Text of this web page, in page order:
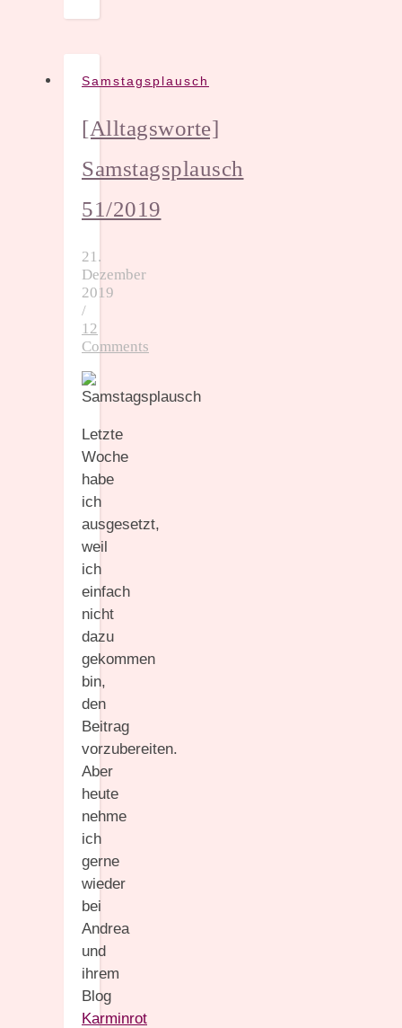
Samstagsplausch
[Alltagsworte]
Samstagsplausch
51/2019
21.
Dezember
2019
/
12
Comments
Letzte
Woche
habe
ich
ausgesetzt,
weil
ich
einfach
nicht
dazu
gekommen
bin,
den
Beitrag
vorzubereiten.
Aber
heute
nehme
ich
gerne
wieder
bei
Andrea
und
ihrem
Blog
Karminrot